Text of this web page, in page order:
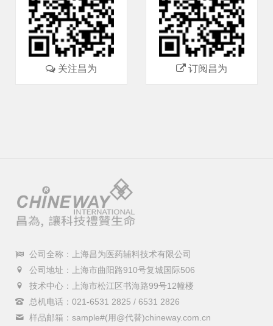
关注昌为 订阅昌为
公司全称：上海昌为医药辅料技术有限公司
公司地址：上海市曲阳路910号复城国际506
技术中心：上海市松江区书海路99号12幢楼
总机电话：021-6531 2825 / 6531 2826
样品邮箱：sample#(用@代替)chineway.com.cn